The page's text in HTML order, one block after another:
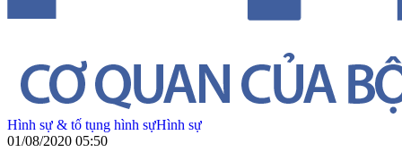
Hình sự & tố tụng hình sựHình sự
01/08/2020 05:50